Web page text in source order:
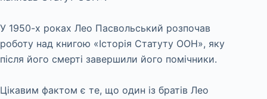
У 1950-х роках Лео Пасвольський розпочав
роботу над книгою «Історія Статуту ООН», яку
після його смерті завершили його помічники.
Цікавим фактом є те, що один із братів Лео